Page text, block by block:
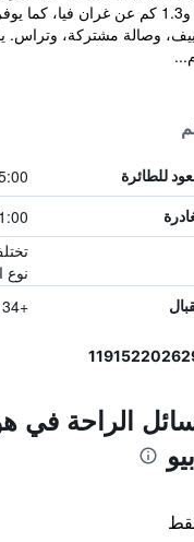
عن ساحة إسبانيا و1.3 كم عن غران
وصالة مشتركة،
للطائرة
نوع
+34 915 428 300
الراحة في